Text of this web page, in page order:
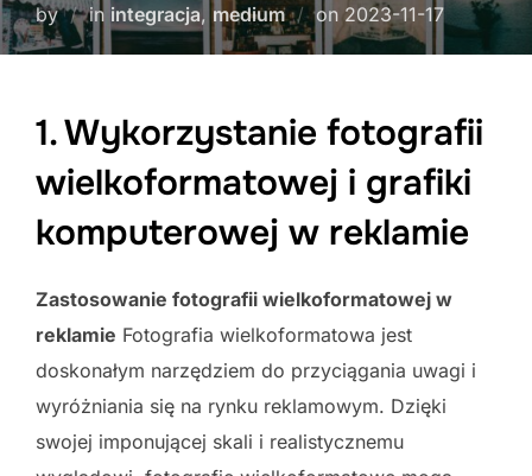
by in integracja, medium onPosted
on
2023-11-17
1. Wykorzystanie fotografii
wielkoformatowej i grafiki
komputerowej w reklamie
Zastosowanie fotografii wielkoformatowej w
reklamie Fotografia wielkoformatowa jest
doskonałym narzędziem do przyciągania uwagi i
wyróżniania się na rynku reklamowym. Dzięki
swojej imponującej skali i realistycznemu